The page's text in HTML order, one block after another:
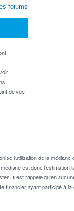
de vue
forums
l'utilisation de la médiane
est donc l'estimation
Il est rappelé qu'en
financier ayant participé à